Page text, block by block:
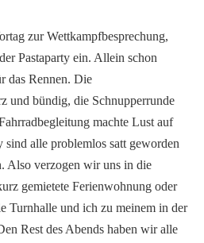
zur Wettkampfbesprechung,
Pastaparty ein. Allein schon
das Rennen. Die
und bündig, die Schnupperrunde
machte Lust auf
sind alle problemlos satt geworden
Also verzogen wir uns in die
gemietete Ferienwohnung oder
Turnhalle und ich zu meinem in der
Rest des Abends haben wir alle